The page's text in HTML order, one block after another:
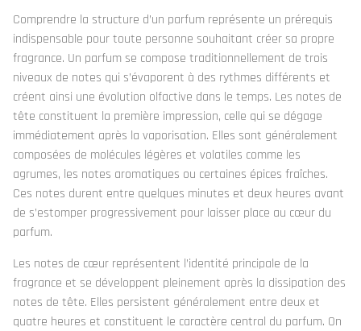
Comprendre la structure d’un parfum représente un prérequis
indispensable pour toute personne souhaitant créer sa propre
fragrance. Un parfum se compose traditionnellement de trois
niveaux de notes qui s’évaporent à des rythmes différents et
créent ainsi une évolution olfactive dans le temps. Les notes de
tête constituent la première impression, celle qui se dégage
immédiatement après la vaporisation. Elles sont généralement
composées de molécules légères et volatiles comme les
agrumes, les notes aromatiques ou certaines épices fraîches.
Ces notes durent entre quelques minutes et deux heures avant
de s’estomper progressivement pour laisser place au cœur du
parfum.
Les notes de cœur représentent l’identité principale de la
fragrance et se développent pleinement après la dissipation des
notes de tête. Elles persistent généralement entre deux et
quatre heures et constituent le caractère central du parfum. On